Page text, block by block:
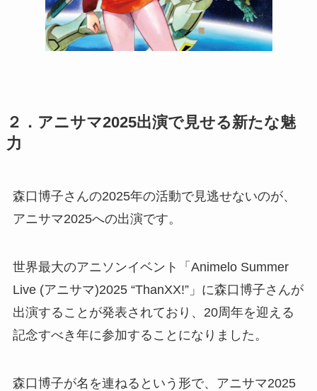
２．アニサマ2025出演で見せる新たな魅
力
森口博子さんの2025年の活動で見逃せないのが、
アニサマ2025への出演です。
世界最大のアニソンイベント「Animelo Summer
Live (アニサマ)2025 “ThanXX!”」に森口博子さんが
出演することが発表されており、20周年を迎える
記念すべき年に参加することになりました。
森口博子が名を連ねるという形で、アニサマ2025